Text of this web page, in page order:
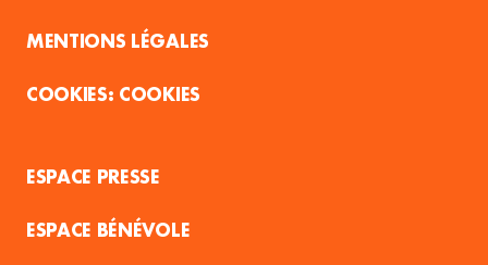
MENTIONS LÉGALES
COOKIES
ESPACE PRESSE
ESPACE BÉNÉVOLE